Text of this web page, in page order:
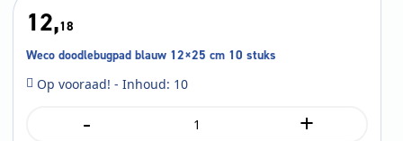
12,18
Weco doodlebugpad blauw 12×25 cm 10 stuks
Op vooraad! - Inhoud: 10
- +